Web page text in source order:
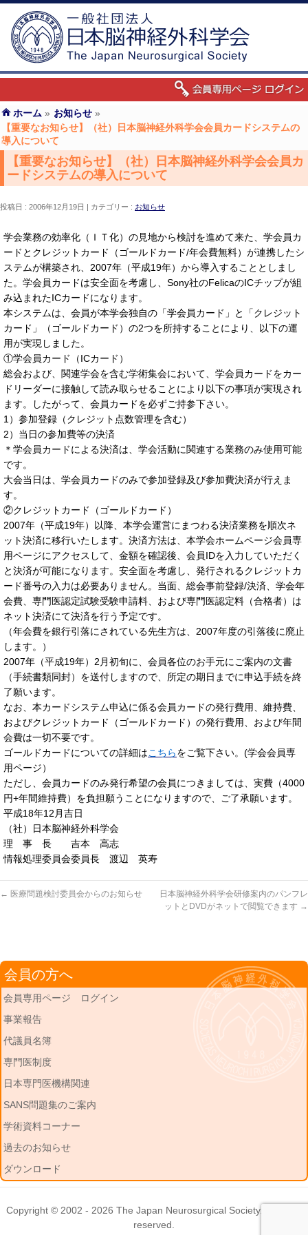
ホーム » お知らせ »
【重要なお知らせ】（社）日本脳神経外科学会会員カードシステムの
導入について
【重要なお知らせ】（社）日本脳神経外科学会会員カ
ードシステムの導入について
投稿日 : 2006年12月19日 カテゴリー : お知らせ
学会業務の効率化（ＩＴ化）の見地から検討を進めて来た、学会員カ
ードとクレジットカード（ゴールドカード/年会費無料）が連携したシ
ステムが構築され、2007年（平成19年）から導入することとしまし
た。学会員カードは安全面を考慮し、Sony社のFelicaのICチップが組
み込まれたICカードになります。
本システムは、会員が本学会独自の「学会員カード」と「クレジット
カード」（ゴールドカード）の2つを所持することにより、以下の運
用が実現しました。
①学会員カード（ICカード）
総会および、関連学会を含む学術集会において、学会員カードをカー
ドリーダーに接触して読み取らせることにより以下の事項が実現され
ます。したがって、会員カードを必ずご持参下さい。
1）参加登録（クレジット点数管理を含む）
2）当日の参加費等の決済
＊学会員カードによる決済は、学会活動に関連する業務のみ使用可能
です。
大会当日は、学会員カードのみで参加登録及び参加費決済が行えま
す。
②クレジットカード（ゴールドカード）
2007年（平成19年）以降、本学会運営にまつわる決済業務を順次ネ
ット決済に移行いたします。決済方法は、本学会ホームページ会員専
用ページにアクセスして、金額を確認後、会員IDを入力していただく
と決済が可能になります。安全面を考慮し、発行されるクレジットカ
ード番号の入力は必要ありません。当面、総会事前登録/決済、学会年
会費、専門医認定試験受験申請料、および専門医認定料（合格者）は
ネット決済にて決済を行う予定です。
（年会費を銀行引落にされている先生方は、2007年度の引落後に廃止
します。）
2007年（平成19年）2月初旬に、会員各位のお手元にご案内の文書
（手続書類同封）を送付しますので、所定の期日までに申込手続を終
了願います。
なお、本カードシステム申込に係る会員カードの発行費用、維持費、
およびクレジットカード（ゴールドカード）の発行費用、および年間
会費は一切不要です。
ゴールドカードについての詳細はこちらをご覧下さい。(学会会員専
用ページ）
ただし、会員カードのみ発行希望の会員につきましては、実費（4000
円+年間維持費）を負担願うことになりますので、ご了承願います。
平成18年12月吉日
（社）日本脳神経外科学会
理 事 長 吉本 高志
情報処理委員会委員長 渡辺 英寿
← 医療問題検討委員会からのお知らせ
日本脳神経外科学会研修案内のパンフレ
ットとDVDがネットで閲覧できます →
会員の方へ
会員専用ページ ログイン
事業報告
代議員名簿
専門医制度
日本専門医機構関連
SANS問題集のご案内
学術資料コーナー
過去のお知らせ
ダウンロード
Copyright © 2002 - 2026 The Japan Neurosurgical Society. All rights
reserved.